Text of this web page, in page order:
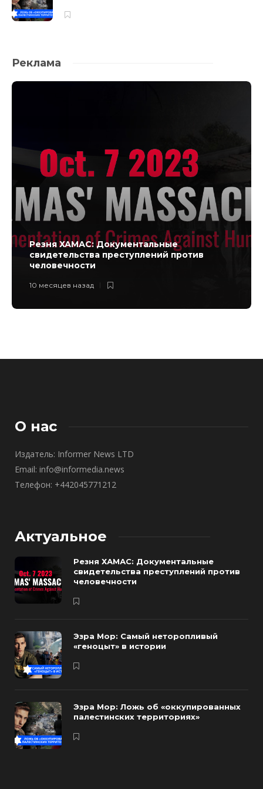
Реклама
Резня ХАМАС: Документальные
свидетельства преступлений против
человечности
10 месяцев назад
О нас
Издатель: Informer News LTD
Email: info@informedia.news
Телефон: +442045771212
Актуальное
Резня ХАМАС: Документальные
свидетельства преступлений против
человечности
Эзра Мор: Самый неторопливый
«геноцыт» в истории
Эзра Мор: Ложь об «оккупированных
палестинских территориях»